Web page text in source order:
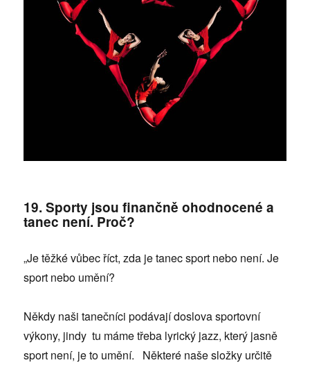
19. Sporty jsou finančně ohodnocené a
tanec není. Proč?
„Je těžké vůbec říct, zda je tanec sport nebo není. Je
sport nebo umění?
Někdy naši tanečníci podávají doslova sportovní
výkony, jindy tu máme třeba lyrický jazz, který jasně
sport není, je to umění. Některé naše složky určitě